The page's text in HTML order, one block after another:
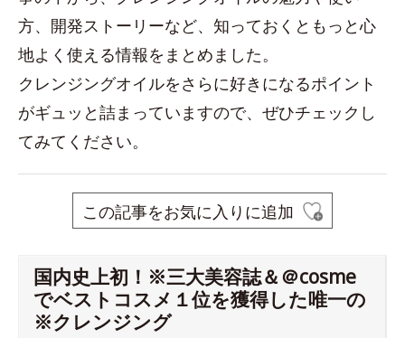
方、開発ストーリーなど、知っておくともっと心
地よく使える情報をまとめました。
クレンジングオイルをさらに好きになるポイント
がギュッと詰まっていますので、ぜひチェックし
てみてください。
この記事をお気に入りに追加
国内史上初！※三大美容誌＆＠cosme
でベストコスメ１位を獲得した唯一の
※クレンジング